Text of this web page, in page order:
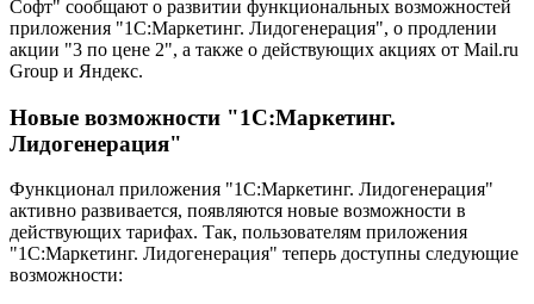
Софт" сообщают о развитии функциональных возможностей
приложения "1С:Маркетинг. Лидогенерация", о продлении
акции "3 по цене 2", а также о действующих акциях от Mail.ru
Group и Яндекс.
Новые возможности "1С:Маркетинг.
Лидогенерация"
Функционал приложения "1С:Маркетинг. Лидогенерация"
активно развивается, появляются новые возможности в
действующих тарифах. Так, пользователям приложения
"1С:Маркетинг. Лидогенерация" теперь доступны следующие
возможности: